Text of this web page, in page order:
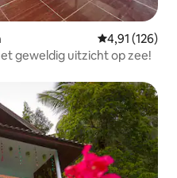
Gemiddelde
4,91 (126)
geweldig uitzicht op zee!